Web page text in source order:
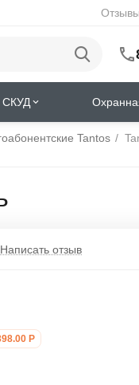
Отзывы
СКУД
Tantos /
Написать отзыв
Р